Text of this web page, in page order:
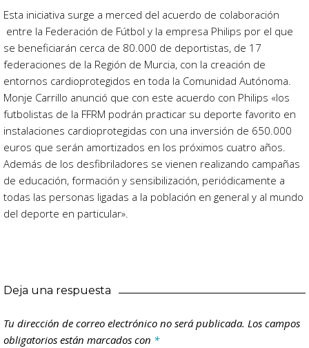
Esta iniciativa surge a merced del acuerdo de colaboración
entre la Federación de Fútbol y la empresa Philips por el que
se beneficiarán cerca de 80.000 de deportistas, de 17
federaciones de la Región de Murcia, con la creación de
entornos cardioprotegidos en toda la Comunidad Autónoma.
Monje Carrillo anunció que con este acuerdo con Philips «los
futbolistas de la FFRM podrán practicar su deporte favorito en
instalaciones cardioprotegidas con una inversión de 650.000
euros que serán amortizados en los próximos cuatro años.
Además de los desfibriladores se vienen realizando campañas
de educación, formación y sensibilización, periódicamente a
todas las personas ligadas a la población en general y al mundo
del deporte en particular».
Deja una respuesta
Tu dirección de correo electrónico no será publicada. Los campos
obligatorios están marcados con *